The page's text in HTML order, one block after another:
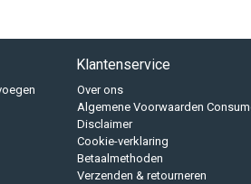
Klantenservice
Over ons
Algemene Voorwaarden
Disclaimer
Cookie-verklaring
Betaalmethoden
Verzenden & retourneren